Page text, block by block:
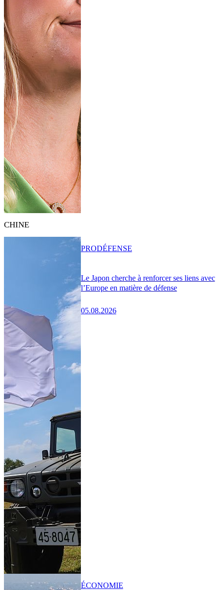
CHINE
Le Japon cherche à renforcer ses liens avec
l’Europe en matière de défense
05.08.2026
PRODÉFENSE
ÉCONOMIE